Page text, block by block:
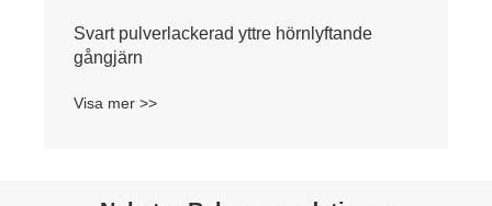
Svart pulverlackerad yttre hörnlyftande
gångjärn
Visa mer >>